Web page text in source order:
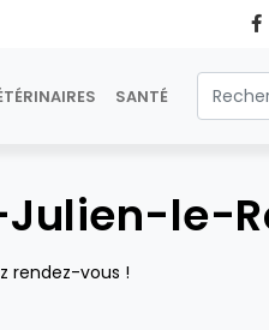
SANTÉ
le-
rendez-vous !